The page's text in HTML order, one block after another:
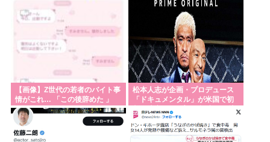
契約で年俸55億円準備
ニセコに宿泊する外国人の消費額、1人あたり58万円
も使ってくれることが判明。日本人の4.6倍
AI「お前さあ〜w」ぼく「…敬語使え💢」AI「了解し
ました。ところでお前はどう思いますか？」👈これ
高市首相がマッサージを受ける 就任後初
明日からお盆休みだけどみんなどこ行く予定か決め
た？🏄‍♂🌴☀
【画像】Z世代の若者のバイト事
情がこれ… 「この後辞めた 」
松本人志が企画・プロデュース
「ドキュメンタル」が米国で初
制作決定 シンプルな設定に国境
超えた支持